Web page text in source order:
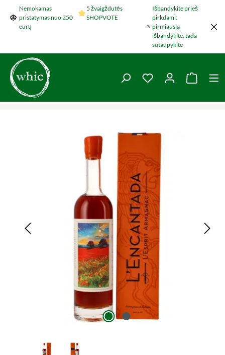
Šokti į pagrindinį turinį
Nemokamas
pristatymas nuo 250
eurų
5 žvaigždutės
SHOPVOTE
Išbandykite prieš
pirkdami:
pirmiausia
išbandykite, tada
sutaupykite
You have 0 wishlist
Praleisti nuotraukų galeriją